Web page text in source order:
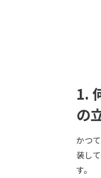
1.
の
かつ
装し
す。